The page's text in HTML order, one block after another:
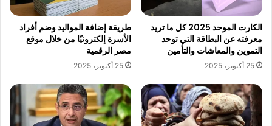
الكارت الموحد 2025 كل ما تريد
معرفته عن البطاقة التي توحد
التموين والمعاشات والتأمين
25 أكتوبر، 2025
طريقة إضافة المواليد وضم أفراد
الأسرة إلكترونيًا من خلال موقع
مصر الرقمية
25 أكتوبر، 2025